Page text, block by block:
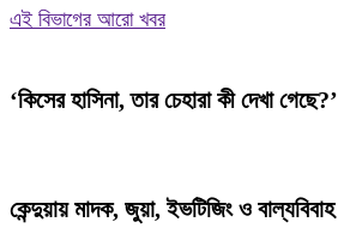
এই বিভাগের আরো খবর
‘কিসের হাসিনা, তার চেহারা কী দেখা গেছে?’
কেন্দুয়ায় মাদক, জুয়া, ইভটিজিং ও